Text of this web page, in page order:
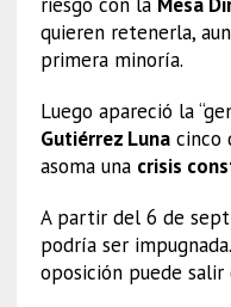
quieren retenerla,
primera minoría.
Luego apareció la
Gutiérrez Lunacinco
asoma una crisis
A partir del 6 de
podría ser
oposición puede salir